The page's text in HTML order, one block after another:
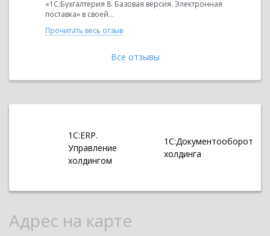
«1С:Бухгалтерия 8. Базовая версия. Электронная
поставка» в своей...
Прочитать весь отзыв
Все отзывы
1С:ERP.
Управление
холдингом
1С:Документооборот
холдинга
Адрес на карте